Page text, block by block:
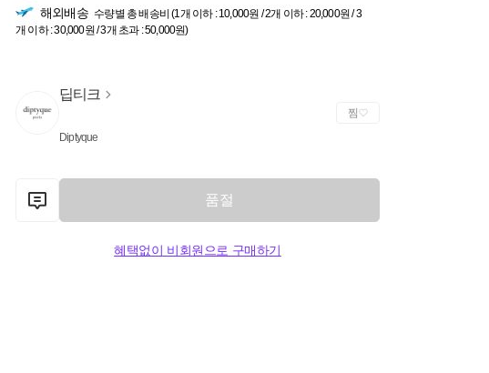
해외배송 수량별 총 배송비 (1개 이하 : 10,000원 / 2개 이하 : 20,000원 / 3
개 이하 : 30,000원 / 3개 초과 : 50,000원)
딥티크
Diptyque
찜
품절
혜택없이 비회원으로 구매하기